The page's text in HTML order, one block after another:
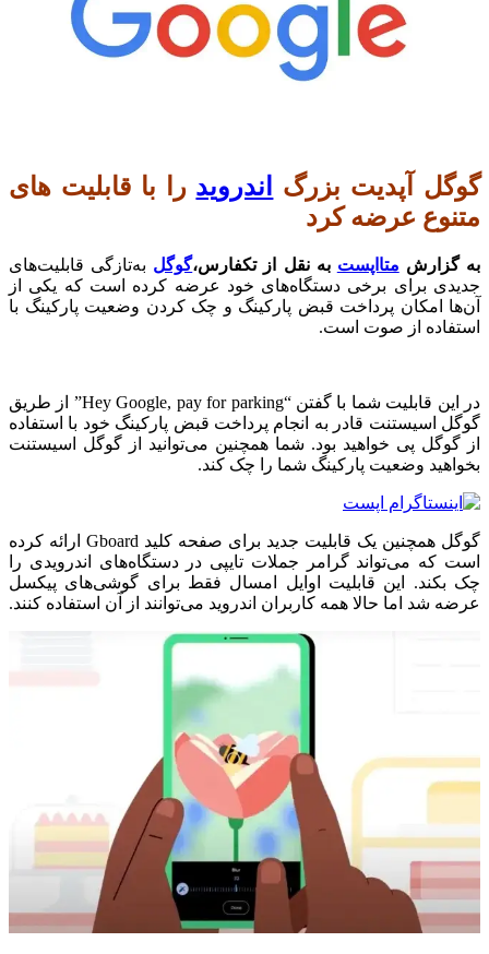
گوگل آپدیت بزرگ اندروید را با قابلیت های
متنوع عرضه کرد
به گزارش متااپست به نقل از تکفارس،گوگل به‌تازگی قابلیت‌های
جدیدی برای برخی دستگاه‌های خود عرضه کرده است که یکی از
آن‌ها امکان پرداخت قبض پارکینگ و چک کردن وضعیت پارکینگ با
استفاده از صوت است.
در این قابلیت شما با گفتن “Hey Google, pay for parking” از طریق
گوگل اسیستنت قادر به انجام پرداخت‌ قبض پارکینگ خود با استفاده
از گوگل پی خواهید بود. شما همچنین می‌توانید از گوگل اسیستنت
بخواهید وضعیت پارکینگ شما را چک کند.
گوگل همچنین یک قابلیت جدید برای صفحه کلید Gboard ارائه کرده
است که می‌تواند گرامر جملات تایپی در دستگاه‌های اندرویدی را
چک بکند. این قابلیت اوایل امسال فقط برای گوشی‌های پیکسل
عرضه شد اما حالا همه کاربران اندروید می‌توانند از آن استفاده کنند.